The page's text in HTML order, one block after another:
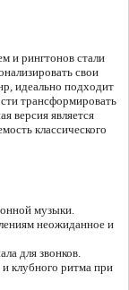
и рингтонов стали
свои
идеально подходит
трансформировать
версия является
классического
музыки.
неожиданное и
для звонков.
клубного ритма при